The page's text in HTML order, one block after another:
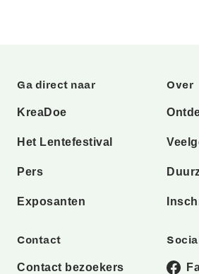
Ga direct naar
KreaDoe
Het Lentefestival
Pers
Exposanten
Over
Contact
Contact bezoekers